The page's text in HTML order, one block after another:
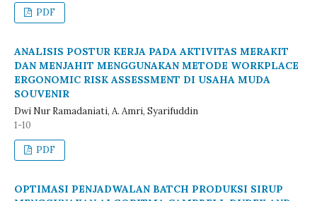
PDF
ANALISIS POSTUR KERJA PADA AKTIVITAS MERAKIT
DAN MENJAHIT MENGGUNAKAN METODE WORKPLACE
ERGONOMIC RISK ASSESSMENT DI USAHA MUDA
SOUVENIR
Dwi Nur Ramadaniati, A. Amri, Syarifuddin
1-10
PDF
OPTIMASI PENJADWALAN BATCH PRODUKSI SIRUP